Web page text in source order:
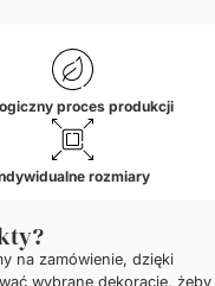
proces produkcji
rozmiary
na zamówienie, dzięki
wybrane dekoracje, żeby